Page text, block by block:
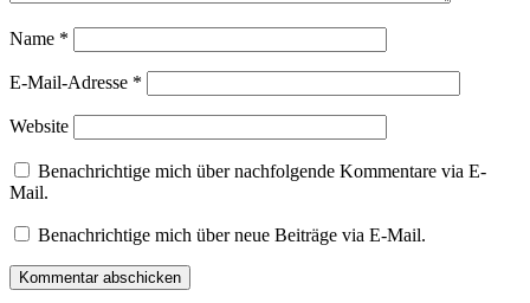
Name *
E-Mail-Adresse *
Website
Benachrichtige mich über nachfolgende Kommentare via E-
Mail.
Benachrichtige mich über neue Beiträge via E-Mail.